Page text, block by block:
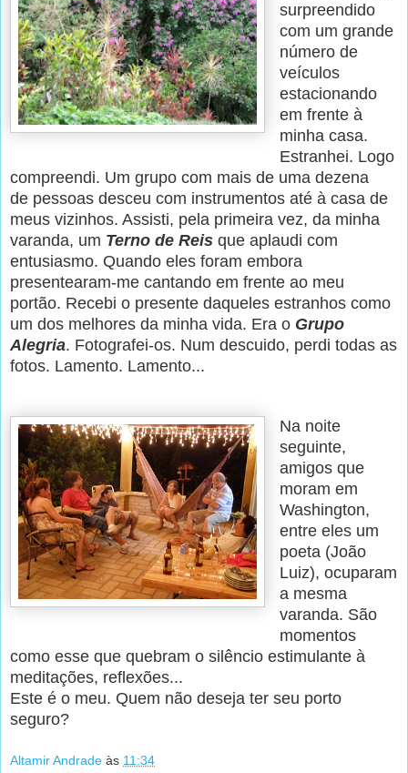
surpreendido
com um grande
número de
veículos
estacionando
em frente à
minha casa.
Estranhei. Logo
compreendi. Um grupo com mais de uma dezena
de pessoas desceu com instrumentos até à casa de
meus vizinhos. Assisti, pela primeira vez, da minha
varanda, um Terno de Reis que aplaudi com
entusiasmo. Quando eles foram embora
presentearam-me cantando em frente ao meu
portão. Recebi o presente daqueles estranhos como
um dos melhores da minha vida. Era o Grupo
Alegria. Fotografei-os. Num descuido, perdi todas as
fotos. Lamento. Lamento...
Na noite
seguinte,
amigos que
moram em
Washington,
entre eles um
poeta (João
Luiz), ocuparam
a mesma
varanda. São
momentos
como esse que quebram o silêncio estimulante à
meditações, reflexões...
Este é o meu. Quem não deseja ter seu porto
seguro?
Altamir Andrade às 11:34